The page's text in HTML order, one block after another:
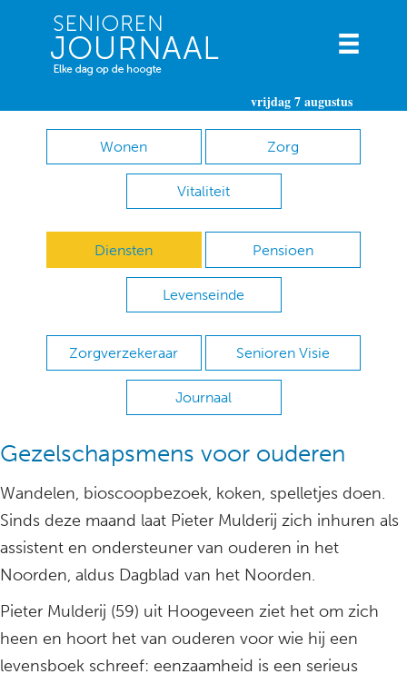
vrijdag 7 augustus
Wonen Zorg
Vitaliteit
Diensten Pensioen
Levenseinde
Zorgverzekeraar Senioren Visie
Journaal
Gezelschapsmens voor ouderen
Wandelen, bioscoopbezoek, koken, spelletjes doen.
Sinds deze maand laat Pieter Mulderij zich inhuren als
assistent en ondersteuner van ouderen in het
Noorden, aldus Dagblad van het Noorden.
Pieter Mulderij (59) uit Hoogeveen ziet het om zich
heen en hoort het van ouderen voor wie hij een
levensboek schreef: eenzaamheid is een serieus